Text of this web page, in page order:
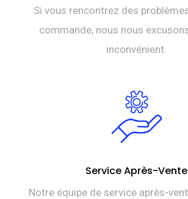
Si vous rencontrez des
commande, nous nous
inconvénient.
Service Après-Vente
Notre équipe de service après-